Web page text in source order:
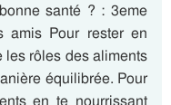
santé ? : 3eme
Pour rester en
les rôles des aliments
équilibrée. Pour